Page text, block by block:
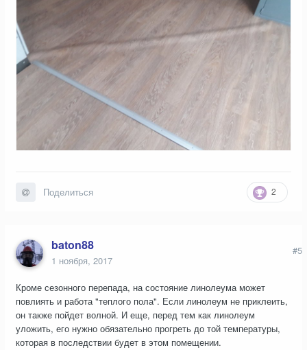
2
Поделиться
baton88
1 ноября, 2017
#5
Кроме сезонного перепада, на состояние линолеума может
повлиять и работа "теплого пола". Если линолеум не приклеить,
он также пойдет волной. И еще, перед тем как линолеум
уложить, его нужно обязательно прогреть до той температуры,
которая в последствии будет в этом помещении.